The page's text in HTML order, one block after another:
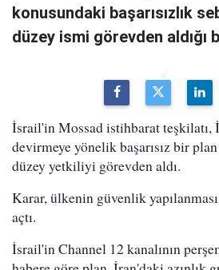
konusundaki başarısızlık
düzey ismi görevden aldığı
İsrail'in Mossad istihbarat
devirmeye yönelik başarısız bir
düzey yetkiliyi görevden aldı.
Karar, ülkenin güvenlik
açtı.
İsrail'in Channel 12 kanalının